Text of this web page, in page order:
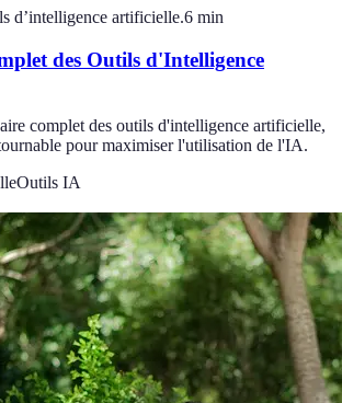
d’intelligence artificielle.6 min
des Outils d'Intelligence
complet des outils d'intelligence artificielle,
pour maximiser l'utilisation de l'IA.
Outils IA